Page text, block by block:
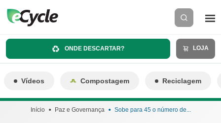
ONDE DESCARTAR? LOJA
Vídeos Compostagem Reciclagem
Início Paz e Governança Sobe para 45 o número de...